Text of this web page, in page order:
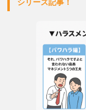
シリーズ記事！